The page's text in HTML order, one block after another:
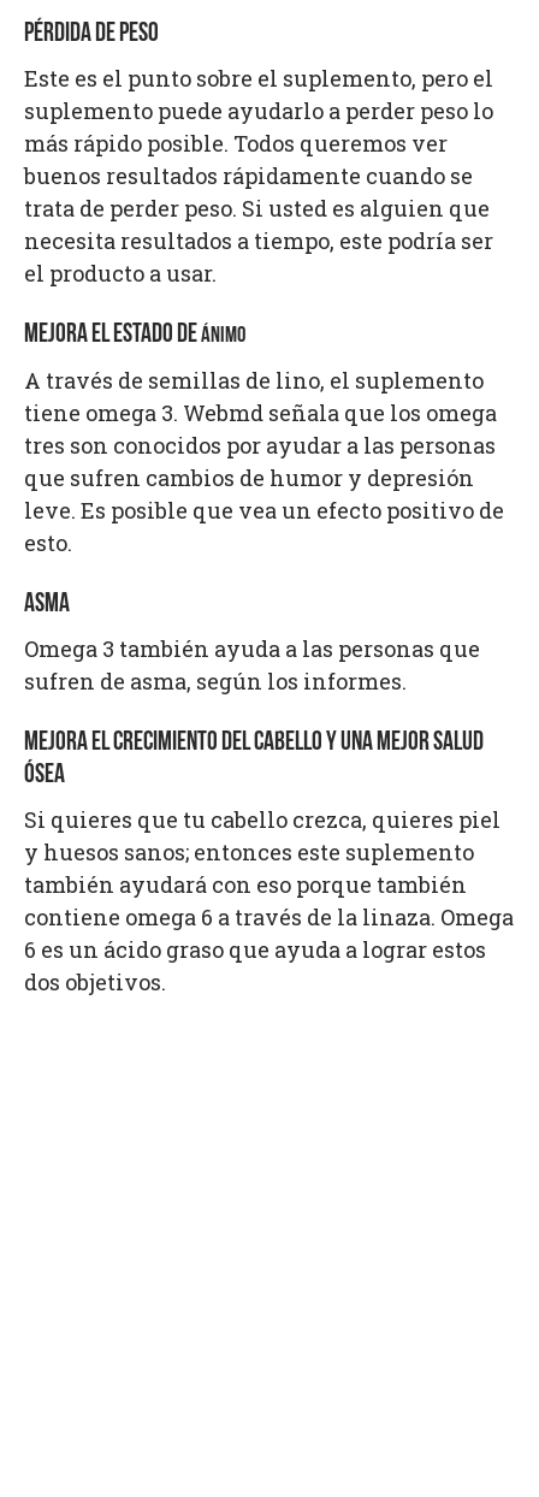
PÉRDIDA DE PESO
Este es el punto sobre el suplemento, pero el
suplemento puede ayudarlo a perder peso lo
más rápido posible. Todos queremos ver
buenos resultados rápidamente cuando se
trata de perder peso. Si usted es alguien que
necesita resultados a tiempo, este podría ser
el producto a usar.
MEJORA EL ESTADO DEÁNIMO
A través de semillas de lino, el suplemento
tiene omega 3. Webmd señala que los omega
tres son conocidos por ayudar a las personas
que sufren cambios de humor y depresión
leve. Es posible que vea un efecto positivo de
esto.
ASMA
Omega 3 también ayuda a las personas que
sufren de asma, según los informes.
MEJORA EL CRECIMIENTO DEL CABELLO Y UNA MEJOR SALUD
ÓSEA
Si quieres que tu cabello crezca, quieres piel
y huesos sanos; entonces este suplemento
también ayudará con eso porque también
contiene omega 6 a través de la linaza. Omega
6 es un ácido graso que ayuda a lograr estos
dos objetivos.